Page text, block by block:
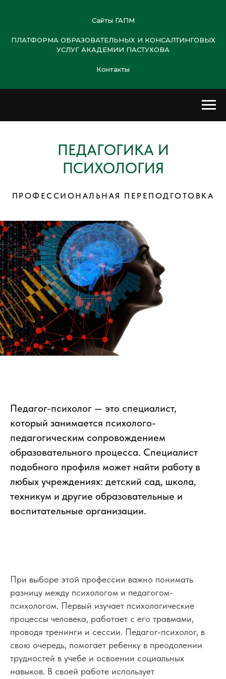
Сайты ГАПМ
ПЛАТФОРМА ОБРАЗОВАТЕЛЬНЫХ И КОНСАЛТИНГОВЫХ
УСЛУГ АКАДЕМИИ ПАСТУХОВА
Контакты
ПЕДАГОГИКА И
ПСИХОЛОГИЯ
ПРОФЕССИОНАЛЬНАЯ ПЕРЕПОДГОТОВКА
Педагог-психолог — это специалист,
который занимается психолого-
педагогическим сопровождением
образовательного процесса. Специалист
подобного профиля может найти работу в
любых учреждениях: детский сад, школа,
техникум и другие образовательные и
воспитательные организации.
При выборе этой профессии важно понимать
разницу между психологом и педагогом-
психологом. Первый изучает психологические
процессы человека, работает с его травмами,
проводя тренинги и сессии. Педагог-психолог, в
свою очередь, помогает ребенку в преодолении
трудностей в учебе и освоении социальных
навыков. В своей работе использует